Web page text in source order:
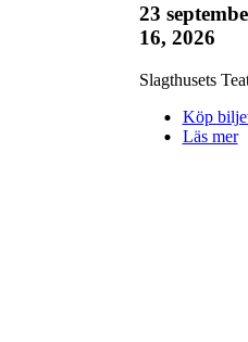
23
16, 2026
Slagthusets
Köp
Läs mer